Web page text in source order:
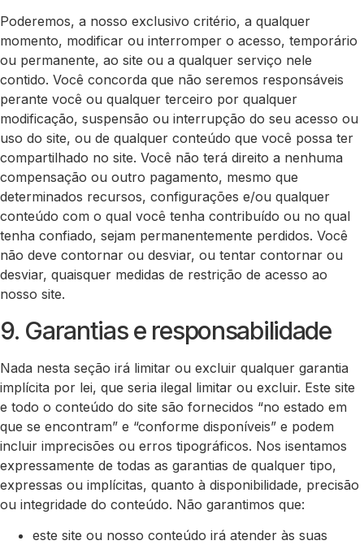
Poderemos, a nosso exclusivo critério, a qualquer
momento, modificar ou interromper o acesso, temporário
ou permanente, ao site ou a qualquer serviço nele
contido. Você concorda que não seremos responsáveis
perante você ou qualquer terceiro por qualquer
modificação, suspensão ou interrupção do seu acesso ou
uso do site, ou de qualquer conteúdo que você possa ter
compartilhado no site. Você não terá direito a nenhuma
compensação ou outro pagamento, mesmo que
determinados recursos, configurações e/ou qualquer
conteúdo com o qual você tenha contribuído ou no qual
tenha confiado, sejam permanentemente perdidos. Você
não deve contornar ou desviar, ou tentar contornar ou
desviar, quaisquer medidas de restrição de acesso ao
nosso site.
9. Garantias e responsabilidade
Nada nesta seção irá limitar ou excluir qualquer garantia
implícita por lei, que seria ilegal limitar ou excluir. Este site
e todo o conteúdo do site são fornecidos “no estado em
que se encontram” e “conforme disponíveis” e podem
incluir imprecisões ou erros tipográficos. Nos isentamos
expressamente de todas as garantias de qualquer tipo,
expressas ou implícitas, quanto à disponibilidade, precisão
ou integridade do conteúdo. Não garantimos que:
este site ou nosso conteúdo irá atender às suas